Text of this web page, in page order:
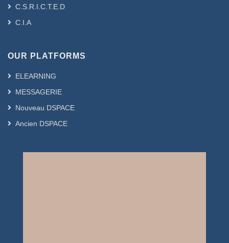
C.S.R.I.C.T.E.D
C.I.A
OUR PLATFORMS
ELEARNING
MESSAGERIE
Nouveau DSPACE
Ancien DSPACE